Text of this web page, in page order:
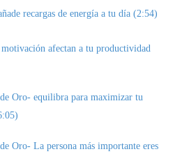
recargas de energía a tu día (2:54)
afectan a tu productividad
Oro- equilibra para maximizar tu
Oro- La persona más importante eres